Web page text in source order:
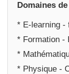
Domaines
* E-learning
* Formation -
*
* Physique -